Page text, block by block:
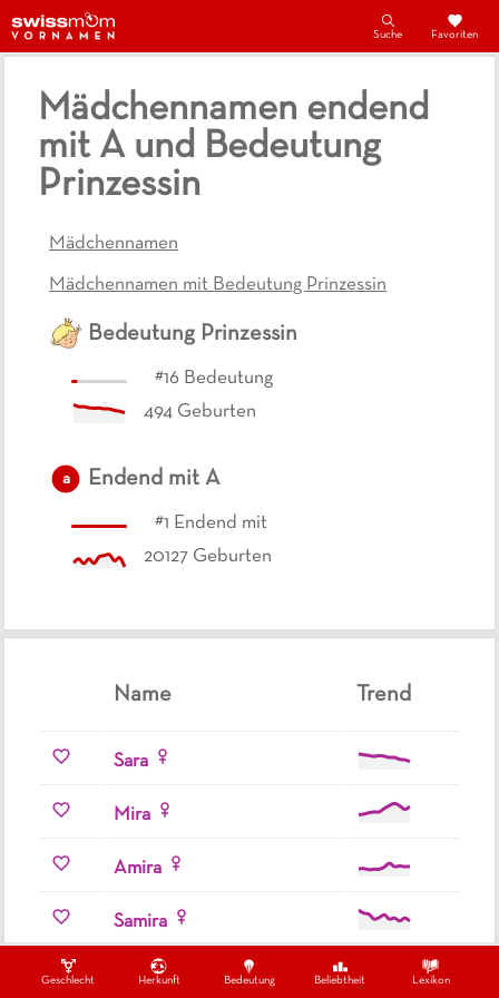
Geschlecht Herkunft Bedeutung Beliebtheit Lexikon
Suche Favoriten
Mädchennamen endend
mit A und Bedeutung
Prinzessin
Mädchennamen
Mädchennamen mit Bedeutung Prinzessin
Bedeutung Prinzessin
#16 Bedeutung
494 Geburten
a Endend mit A
#1 Endend mit
20127 Geburten
Name Trend
Sara
Mira
Amira
Samira
Maja